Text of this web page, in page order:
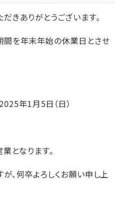
きありがとうございます。
間を年末年始の休業日とさせ
年1月5日（日）
となります。
、何卒よろしくお願い申し上